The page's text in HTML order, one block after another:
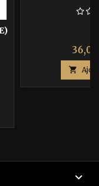
Prix

